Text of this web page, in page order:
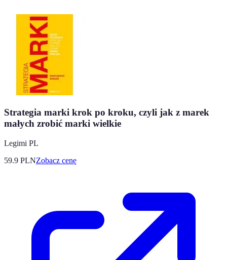
Strategia marki krok po kroku, czyli jak z marek
małych zrobić marki wielkie
Legimi PL
59.9 PLNZobacz cenę